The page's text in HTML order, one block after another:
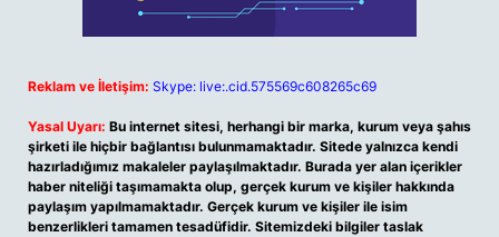
Reklam ve İletişim: Skype: live:.cid.575569c608265c69
Yasal Uyarı: Bu internet sitesi, herhangi bir marka, kurum veya şahıs
şirketi ile hiçbir bağlantısı bulunmamaktadır. Sitede yalnızca kendi
hazırladığımız makaleler paylaşılmaktadır. Burada yer alan içerikler
haber niteliği taşımamakta olup, gerçek kurum ve kişiler hakkında
paylaşım yapılmamaktadır. Gerçek kurum ve kişiler ile isim
benzerlikleri tamamen tesadüfidir. Sitemizdeki bilgiler taslak